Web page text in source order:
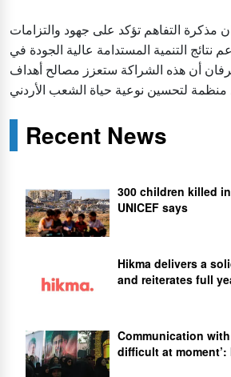
مذكرة التفاهم تؤكد على جهود والتزامات
نتائج التنمية المستدامة عالية الجودة في
أن هذه الشراكة ستعزز مصالح أهداف
Recent News
300 children killed
UNICEF says
Hikma delivers a
and reiterates full
Communication
difficult at